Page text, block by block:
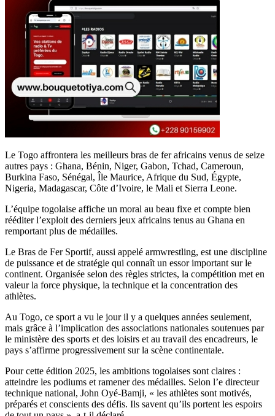
Le Togo affrontera les meilleurs bras de fer africains venus de seize
autres pays : Ghana, Bénin, Niger, Gabon, Tchad, Cameroun,
Burkina Faso, Sénégal, Île Maurice, Afrique du Sud, Égypte,
Nigeria, Madagascar, Côte d’Ivoire, le Mali et Sierra Leone.
L’équipe togolaise affiche un moral au beau fixe et compte bien
rééditer l’exploit des derniers jeux africains tenus au Ghana en
remportant plus de médailles.
Le Bras de Fer Sportif, aussi appelé armwrestling, est une discipline
de puissance et de stratégie qui connaît un essor important sur le
continent. Organisée selon des règles strictes, la compétition met en
valeur la force physique, la technique et la concentration des
athlètes.
Au Togo, ce sport a vu le jour il y a quelques années seulement,
mais grâce à l’implication des associations nationales soutenues par
le ministère des sports et des loisirs et au travail des encadreurs, le
pays s’affirme progressivement sur la scène continentale.
Pour cette édition 2025, les ambitions togolaises sont claires :
atteindre les podiums et ramener des médailles. Selon l’e directeur
technique national, John Oyé-Bamji, « les athlètes sont motivés,
préparés et conscients des défis. Ils savent qu’ils portent les espoirs